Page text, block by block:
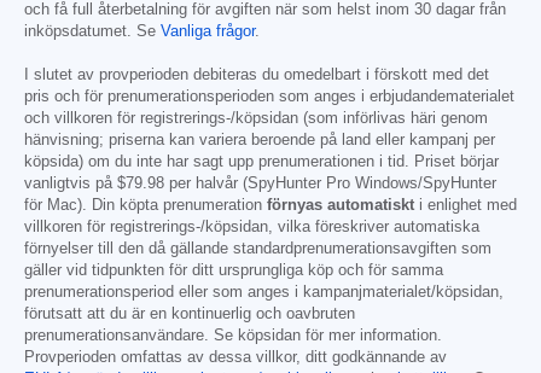
och få full återbetalning för avgiften när som helst inom 30 dagar från
inköpsdatumet. Se Vanliga frågor.
I slutet av provperioden debiteras du omedelbart i förskott med det
pris och för prenumerationsperioden som anges i erbjudandematerialet
och villkoren för registrerings-/köpsidan (som införlivas häri genom
hänvisning; priserna kan variera beroende på land eller kampanj per
köpsida) om du inte har sagt upp prenumerationen i tid. Priset börjar
vanligtvis på $79.98 per halvår (SpyHunter Pro Windows/SpyHunter
för Mac). Din köpta prenumeration förnyas automatiskt i enlighet med
villkoren för registrerings-/köpsidan, vilka föreskriver automatiska
förnyelser till den då gällande standardprenumerationsavgiften som
gäller vid tidpunkten för ditt ursprungliga köp och för samma
prenumerationsperiod eller som anges i kampanjmaterialet/köpsidan,
förutsatt att du är en kontinuerlig och oavbruten
prenumerationsanvändare. Se köpsidan för mer information.
Provperioden omfattas av dessa villkor, ditt godkännande av